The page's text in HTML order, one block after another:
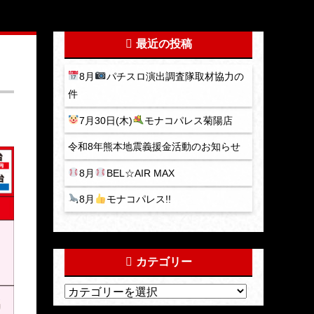
最近の投稿
8月
パチスロ演出調査隊取材協力の
件
7月30日(木) モナコパレス菊陽店
令和8年熊本地震義援金活動のお知らせ
8月 BEL☆AIR MAX
8月 モナコパレス!!
カテゴリー